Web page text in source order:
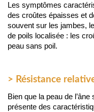
Les symptômes
des croûtes épaisses et
souvent sur les jambes,
de poils localisée : les
peau sans poil.
> Résistance
Bien que la peau de
présente des